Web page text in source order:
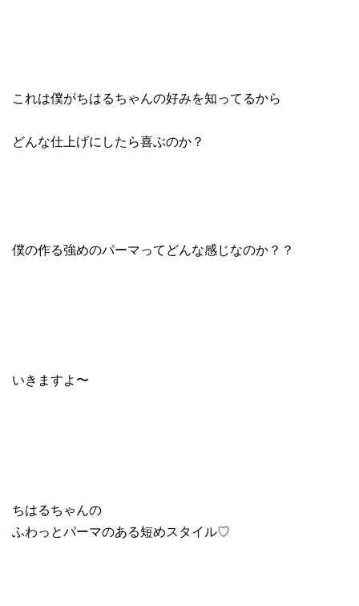
これは僕がちはるちゃんの好みを知ってるから
どんな仕上げにしたら喜ぶのか？
僕の作る強めのパーマってどんな感じなのか？？
いきますよ〜
ちはるちゃんの
ふわっとパーマのある短めスタイル♡